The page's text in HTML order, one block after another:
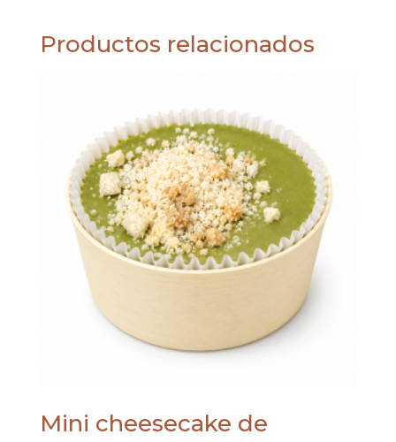
Productos relacionados
Mini cheesecake de